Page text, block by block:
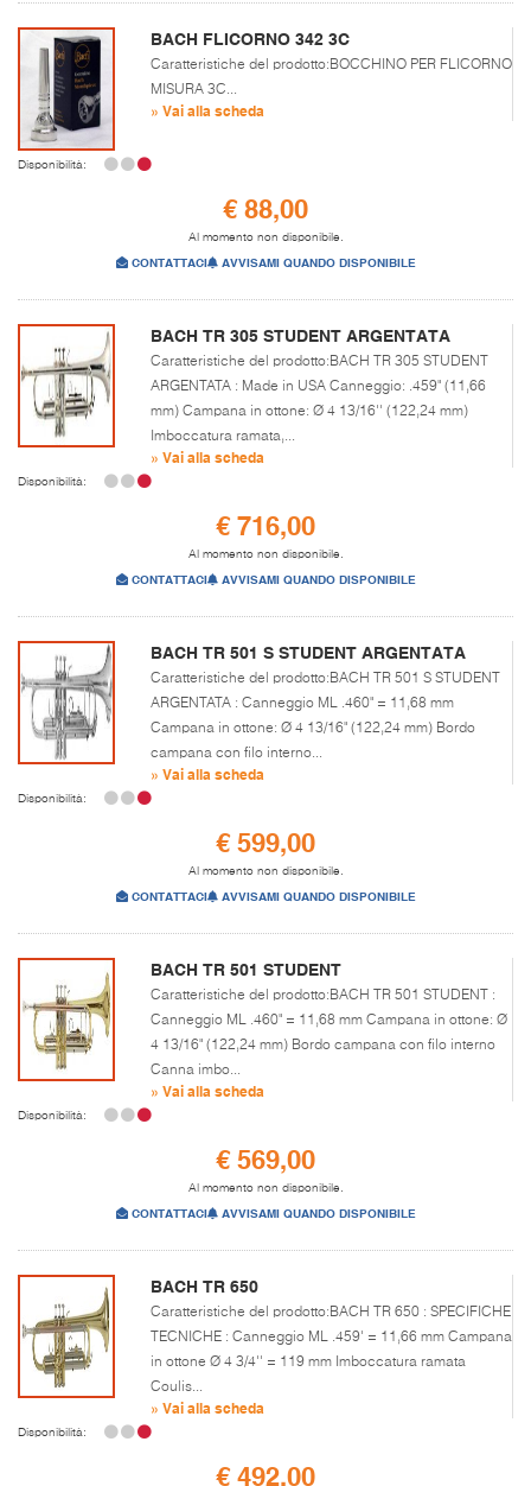
BACH FLICORNO 342 3C
Caratteristiche del prodotto:BOCCHINO PER FLICORNO
MISURA 3C...
» Vai alla scheda
Disponibilità:
€ 88,00
Al momento non disponibile.
CONTATTACI AVVISAMI QUANDO DISPONIBILE
BACH TR 305 STUDENT ARGENTATA
Caratteristiche del prodotto:BACH TR 305 STUDENT
ARGENTATA : Made in USA Canneggio: .459" (11,66
mm) Campana in ottone: Ø 4 13/16'' (122,24 mm)
Imboccatura ramata,...
» Vai alla scheda
Disponibilità:
€ 716,00
Al momento non disponibile.
CONTATTACI AVVISAMI QUANDO DISPONIBILE
BACH TR 501 S STUDENT ARGENTATA
Caratteristiche del prodotto:BACH TR 501 S STUDENT
ARGENTATA : Canneggio ML .460" = 11,68 mm
Campana in ottone: Ø 4 13/16" (122,24 mm) Bordo
campana con filo interno...
» Vai alla scheda
Disponibilità:
€ 599,00
Al momento non disponibile.
CONTATTACI AVVISAMI QUANDO DISPONIBILE
BACH TR 501 STUDENT
Caratteristiche del prodotto:BACH TR 501 STUDENT :
Canneggio ML .460" = 11,68 mm Campana in ottone: Ø
4 13/16" (122,24 mm) Bordo campana con filo interno
Canna imbo...
» Vai alla scheda
Disponibilità:
€ 569,00
Al momento non disponibile.
CONTATTACI AVVISAMI QUANDO DISPONIBILE
BACH TR 650
Caratteristiche del prodotto:BACH TR 650 : SPECIFICHE
TECNICHE : Canneggio ML .459' = 11,66 mm Campana
in ottone Ø 4 3/4'' = 119 mm Imboccatura ramata
Coulis...
» Vai alla scheda
Disponibilità:
€ 492,00